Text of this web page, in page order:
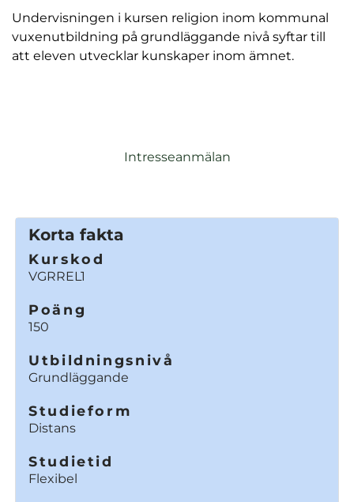
Undervisningen i kursen religion inom kommunal
vuxenutbildning på grundläggande nivå syftar till
att eleven utvecklar kunskaper inom ämnet.
Intresseanmälan
Korta fakta
Kurskod
VGRREL1
Poäng
150
Utbildningsnivå
Grundläggande
Studieform
Distans
Studietid
Flexibel